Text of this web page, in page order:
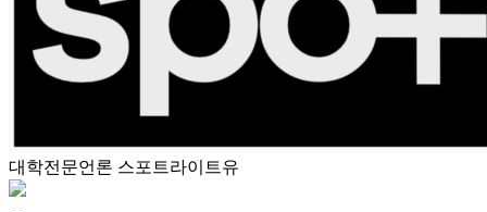
스
대학전문언론 스포트라이트유